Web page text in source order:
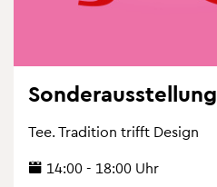
Son­der­aus­stel­lung
Tee. Tra­di­ti­on trifft De­sign
14:00 - 18:00 Uhr